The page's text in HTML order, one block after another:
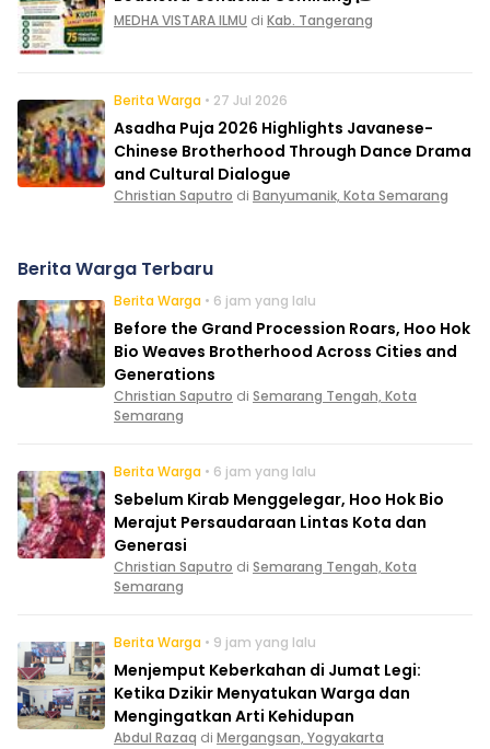
MEDHA VISTARA ILMU di Kab. Tangerang
Berita Warga • 27 Jul 2026
Asadha Puja 2026 Highlights Javanese-
Chinese Brotherhood Through Dance Drama
and Cultural Dialogue
Christian Saputro di Banyumanik, Kota Semarang
Berita Warga Terbaru
Berita Warga • 6 jam yang lalu
Before the Grand Procession Roars, Hoo Hok
Bio Weaves Brotherhood Across Cities and
Generations
Christian Saputro di Semarang Tengah, Kota
Semarang
Berita Warga • 6 jam yang lalu
Sebelum Kirab Menggelegar, Hoo Hok Bio
Merajut Persaudaraan Lintas Kota dan
Generasi
Christian Saputro di Semarang Tengah, Kota
Semarang
Berita Warga • 9 jam yang lalu
Menjemput Keberkahan di Jumat Legi:
Ketika Dzikir Menyatukan Warga dan
Mengingatkan Arti Kehidupan
Abdul Razaq di Mergangsan, Yogyakarta